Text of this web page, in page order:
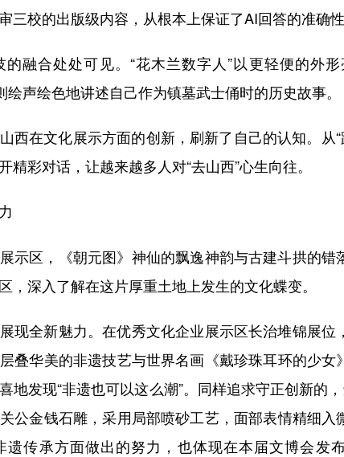
三校的出版级内容，从根本上保证了AI回答的准确性
合处处可见。“花木兰数字人”以更轻便的外形
绘声绘色地讲述自己作为镇墓武士俑时的历史故事。
在文化展示方面的创新，刷新了自己的认知。从“
彩对话，让越来越多人对“去山西”心生向往。
区，《朝元图》神仙的飘逸神韵与古建斗拱的错
，深入了解在这片厚重土地上发生的文化蝶变。
全新魅力。在优秀文化企业展示区长治堆锦展位
叠华美的非遗技艺与世界名画《戴珍珠耳环的少
地发现“非遗也可以这么潮”。同样追求守正创新的
公金钱石雕，采用局部喷砂工艺，面部表情精细
遗传承方面做出的努力，也体现在本届文博会发